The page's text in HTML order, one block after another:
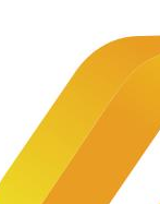
西藏技